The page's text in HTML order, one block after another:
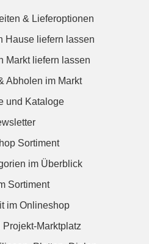
& Lieferoptionen
Hause liefern lassen
Markt liefern lassen
Abholen im Markt
und Kataloge
Sortiment
im Überblick
Sortiment
im Onlineshop
Marktplatz